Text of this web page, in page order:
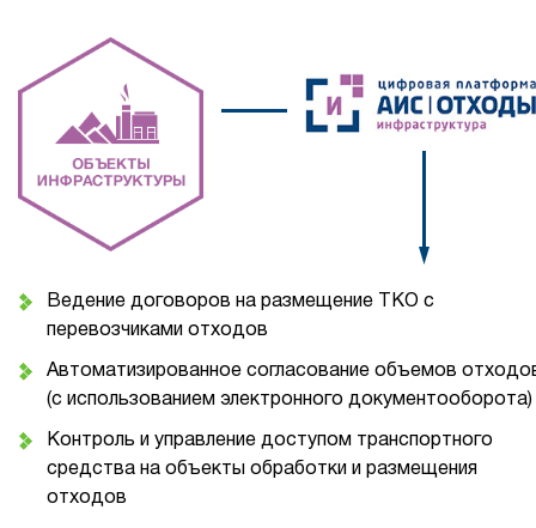
Ведение договоров на размещение ТКО с
перевозчиками отходов
Автоматизированное согласование объемов
(с использованием электронного документооборота)
Контроль и управление доступом транспортного
средства на объекты обработки и размещения
отходов